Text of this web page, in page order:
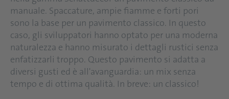
manuale. Spaccature, ampie fiamme e forti pori
sono la base per un pavimento classico. In questo
caso, gli sviluppatori hanno optato per una moderna
naturalezza e hanno misurato i dettagli rustici senza
enfatizzarli troppo. Questo pavimento si adatta a
diversi gusti ed è all'avanguardia: un mix senza
tempo e di ottima qualità. In breve: un classico!